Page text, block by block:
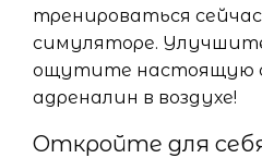
тренироваться
симуляторе.
ощутите настоящую
адреналин в воздухе!
Откройте для